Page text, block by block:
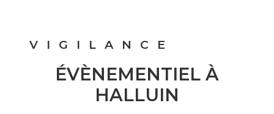
VIGILANCE
ÉVÈNEMENTIEL À
HALLUIN